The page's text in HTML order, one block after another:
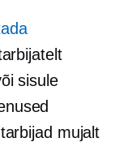
sisule
mujalt